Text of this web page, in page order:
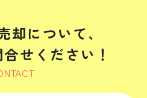
却について、
せください！